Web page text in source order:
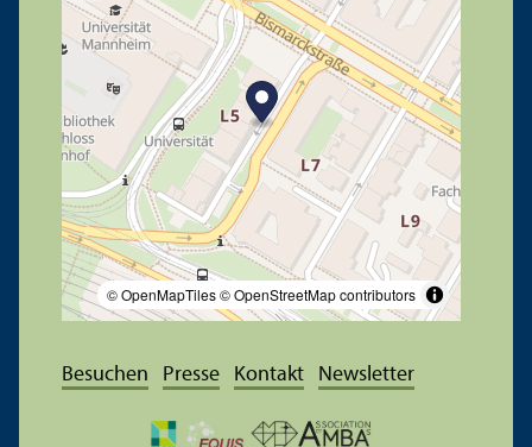
© OpenMapTiles© OpenStreetMap contributors
Besuchen Presse Kontakt Newsletter